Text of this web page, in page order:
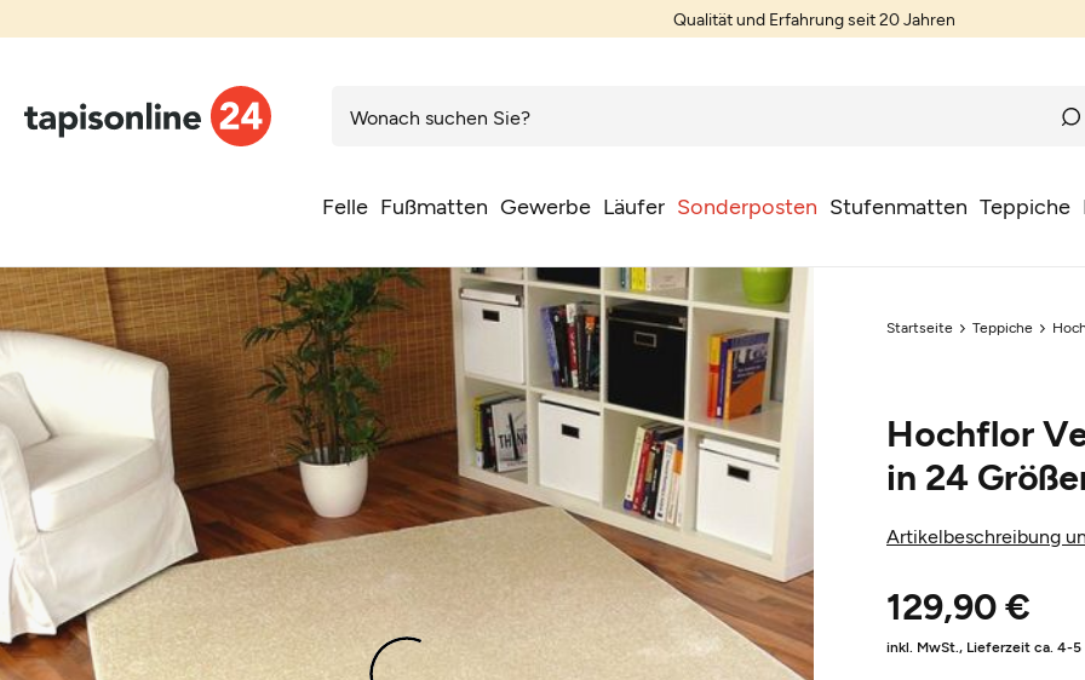
Qualität und Erfahrung seit 20 Jahren
Felle Fußmatten Gewerbe Läufer Sonderposten Stufenmatten Teppiche
Startseite Teppiche
Hochflor
in 24
Artikelbeschreibung
129,90 €
inkl. MwSt., Lieferzeit ca. 4-5